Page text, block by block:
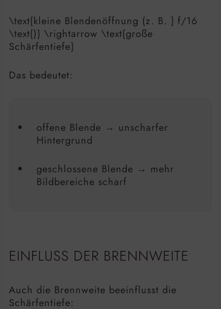
\text{kleine Blendenöffnung (z. B. } f/16
\text{)} \rightarrow \text{große
Schärfentiefe}
Das bedeutet:
offene Blende → unscharfer
Hintergrund
geschlossene Blende → mehr
Bildbereiche scharf
EINFLUSS DER BRENNWEITE
Auch die Brennweite beeinflusst die
Schärfentiefe: